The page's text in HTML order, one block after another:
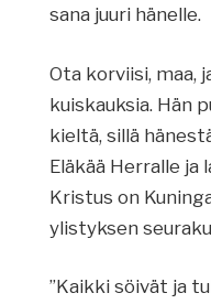
sana juuri hänelle.
Ota korviisi, maa,
kuiskauksia. Hän
kieltä, sillä
Eläkää Herralle ja
Kristus on
ylistyksen
”Kaikki söivät ja